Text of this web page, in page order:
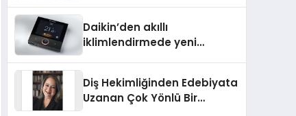
Daikin’den akıllı
iklimlendirmede yeni
Diş Hekimliğinden Edebiyata
Uzanan Çok Yönlü Bir